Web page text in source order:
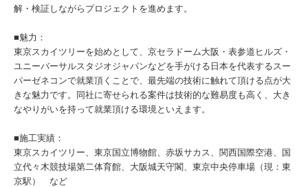
解・検証しながらプロジェクトを進めます。
■魅力：
東京スカイツリーを始めとして、京セラドーム大阪・表参道ヒルズ・
ユニーバーサルスタジオジャパンなどを手がける日本を代表するスー
パーゼネコンで就業頂くことで、最先端の技術に触れて頂ける点が大
きな魅力です。同社に寄せられる案件は技術的な難易度も高く、大き
なやりがいを持って就業頂ける環境といえます。
■施工実績：
東京スカイツリー、東京国立博物館、赤坂サカス、関西国際空港、国
立代々木競技場第二体育館、大阪城天守閣、東京中央停車場（現：東
京駅） など